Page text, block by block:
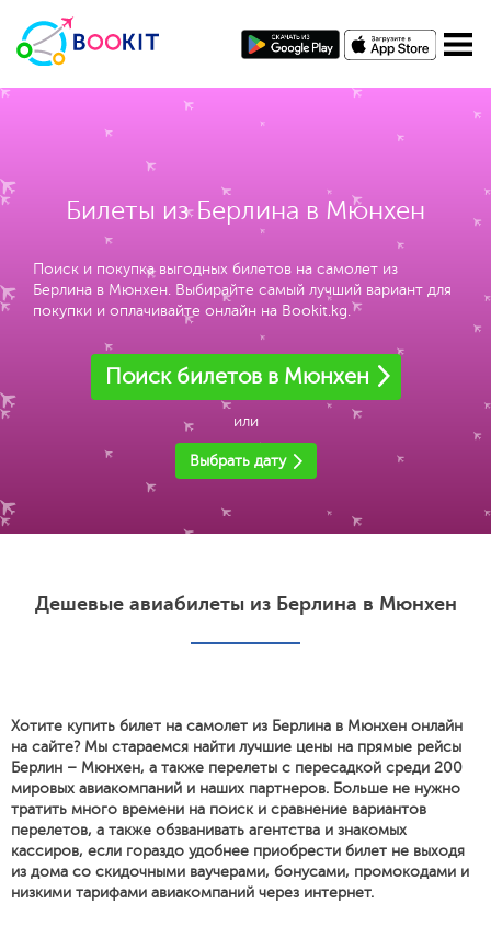
Билеты из Берлина в Мюнхен
Поиск и покупка выгодных билетов на самолет из
Берлина в Мюнхен. Выбирайте самый лучший вариант для
покупки и оплачивайте онлайн на Bookit.kg.
Поиск билетов в Мюнхен
или
Выбрать дату
Дешевые авиабилеты из Берлина в Мюнхен
Хотите купить билет на самолет из Берлина в Мюнхен онлайн
на сайте? Мы стараемся найти лучшие цены на прямые рейсы
Берлин – Мюнхен, а также перелеты с пересадкой среди 200
мировых авиакомпаний и наших партнеров. Больше не нужно
тратить много времени на поиск и сравнение вариантов
перелетов, а также обзванивать агентства и знакомых
кассиров, если гораздо удобнее приобрести билет не выходя
из дома со скидочными ваучерами, бонусами, промокодами и
низкими тарифами авиакомпаний через интернет.